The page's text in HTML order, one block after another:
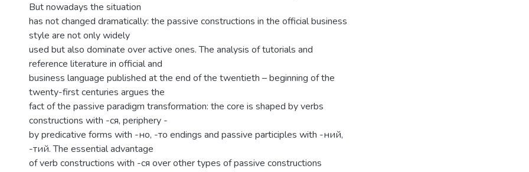
But nowadays the situation
has not changed dramatically: the passive constructions in the official business
style are not only widely
used but also dominate over active ones. The analysis of tutorials and
reference literature in official and
business language published at the end of the twentieth – beginning of the
twenty-first centuries argues the
fact of the passive paradigm transformation: the core is shaped by verbs
constructions with -ся, periphery -
by predicative forms with -но, -то endings and passive participles with -ний,
-тий. The essential advantage
of verb constructions with -ся over other types of passive constructions